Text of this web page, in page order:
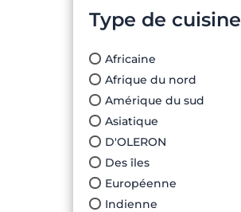
Type de cuisine
Africaine
Afrique du nord
Amérique du sud
Asiatique
D'OLERON
Des îles
Européenne
Indienne